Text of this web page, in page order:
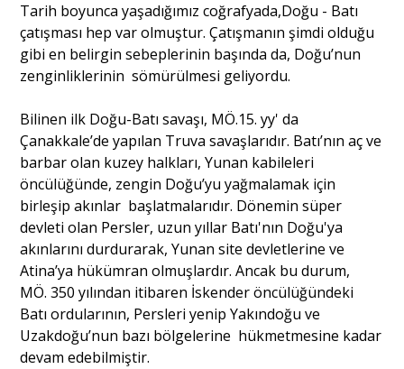
Söyleşi
Yazı Dizisi
Portre
Yazarlar
Eğitim
Tarih boyunca yaşadığımız coğrafyada,Doğu - Batı
çatışması hep var olmuştur. Çatışmanın şimdi olduğu
gibi en belirgin sebeplerinin başında da, Doğu’nun
zenginliklerinin sömürülmesi geliyordu.
Bilinen ilk Doğu-Batı savaşı, MÖ.15. yy' da
Çanakkale’de yapılan Truva savaşlarıdır. Batı’nın aç ve
barbar olan kuzey halkları, Yunan kabileleri
öncülüğünde, zengin Doğu’yu yağmalamak için
birleşip akınlar başlatmalarıdır. Dönemin süper
devleti olan Persler, uzun yıllar Batı'nın Doğu'ya
akınlarını durdurarak, Yunan site devletlerine ve
Atina’ya hükümran olmuşlardır. Ancak bu durum,
MÖ. 350 yılından itibaren İskender öncülüğündeki
Batı ordularının, Persleri yenip Yakındoğu ve
Uzakdoğu’nun bazı bölgelerine hükmetmesine kadar
devam edebilmiştir.